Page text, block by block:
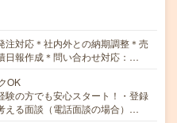
注対応＊社内外との納期調整＊売
日報作成＊問い合わせ対応：…
OK
験の方でも安心スタート！・登録
える面談（電話面談の場合）…